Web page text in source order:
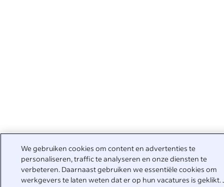
We gebruiken cookies om content en advertenties te
personaliseren, traffic te analyseren en onze diensten te
verbeteren. Daarnaast gebruiken we essentiële cookies om
werkgevers te laten weten dat er op hun vacatures is geklikt.